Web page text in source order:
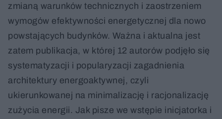
zmianą warunków technicznych i zaostrzeniem
wymogów efektywności energetycznej dla nowo
powstających budynków. Ważna i aktualna jest
zatem publikacja, w której 12 autorów podjęło się
systematyzacji i popularyzacji zagadnienia
architektury energoaktywnej, czyli
ukierunkowanej na minimalizację i racjonalizację
zużycia energii. Jak pisze we wstępie inicjatorka i